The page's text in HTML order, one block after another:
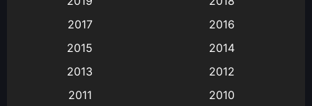
Animation แอนิเมชัน
(9)
2017
2016
2015
2014
2013
2012
2011
2010